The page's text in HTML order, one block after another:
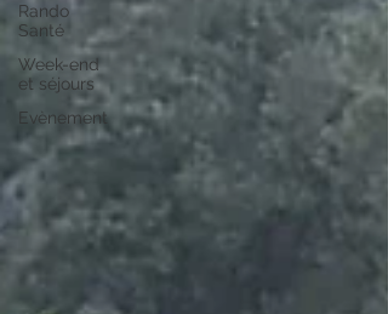
Rando
Santé
Week-end
et séjours
Evènement